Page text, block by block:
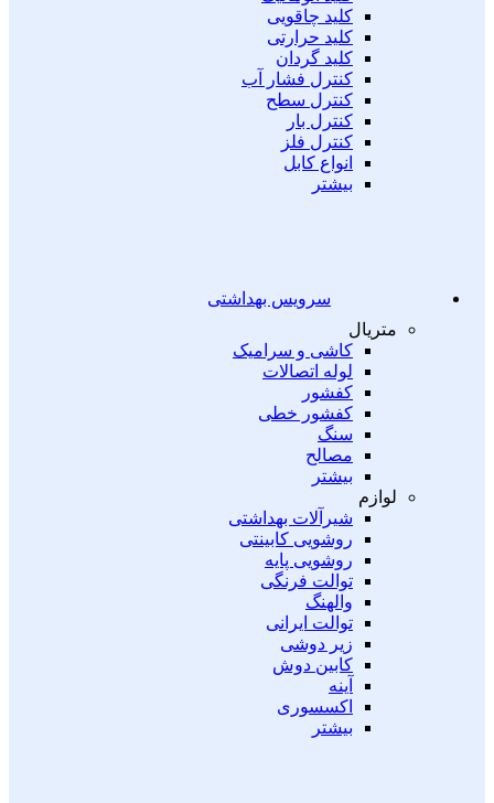
کلید چاقویی
کلید حرارتی
کلید گردان
کنترل فشار آب
کنترل سطح
کنترل بار
کنترل فلز
انواع کابل
بیشتر
سرویس بهداشتی
متریال
کاشی و سرامیک
لوله اتصالات
کفشور
کفشور خطی
سنگ
مصالح
بیشتر
لوازم
شیرآلات بهداشتی
روشویی کابینتی
روشویی پایه
توالت فرنگی
والهنگ
توالت ایرانی
زیر دوشی
کابین دوش
آینه
اکسسوری
بیشتر